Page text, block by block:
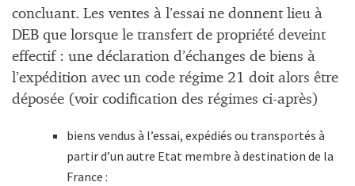
concluant. Les ventes à l’essai ne donnent lieu à
DEB que lorsque le transfert de propriété deveint
effectif : une déclaration d’échanges de biens à
l’expédition avec un code régime 21 doit alors être
déposée (voir codification des régimes ci-après)
biens vendus à l’essai, expédiés ou transportés à
partir d’un autre Etat membre à destination de la
France :